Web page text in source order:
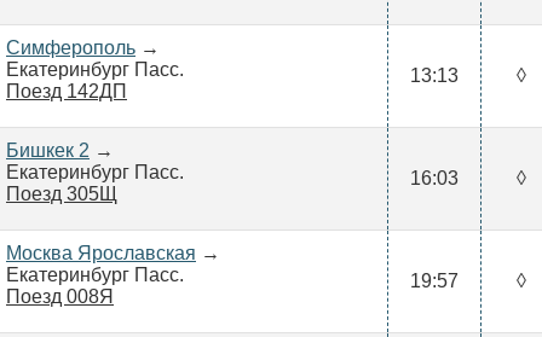
Симферополь →
Екатеринбург Пасс.
Поезд 142ДП
13:13 ◊
Бишкек 2 →
Екатеринбург Пасс.
Поезд 305Щ
16:03 ◊
Москва Ярославская →
Екатеринбург Пасс.
Поезд 008Я
19:57 ◊